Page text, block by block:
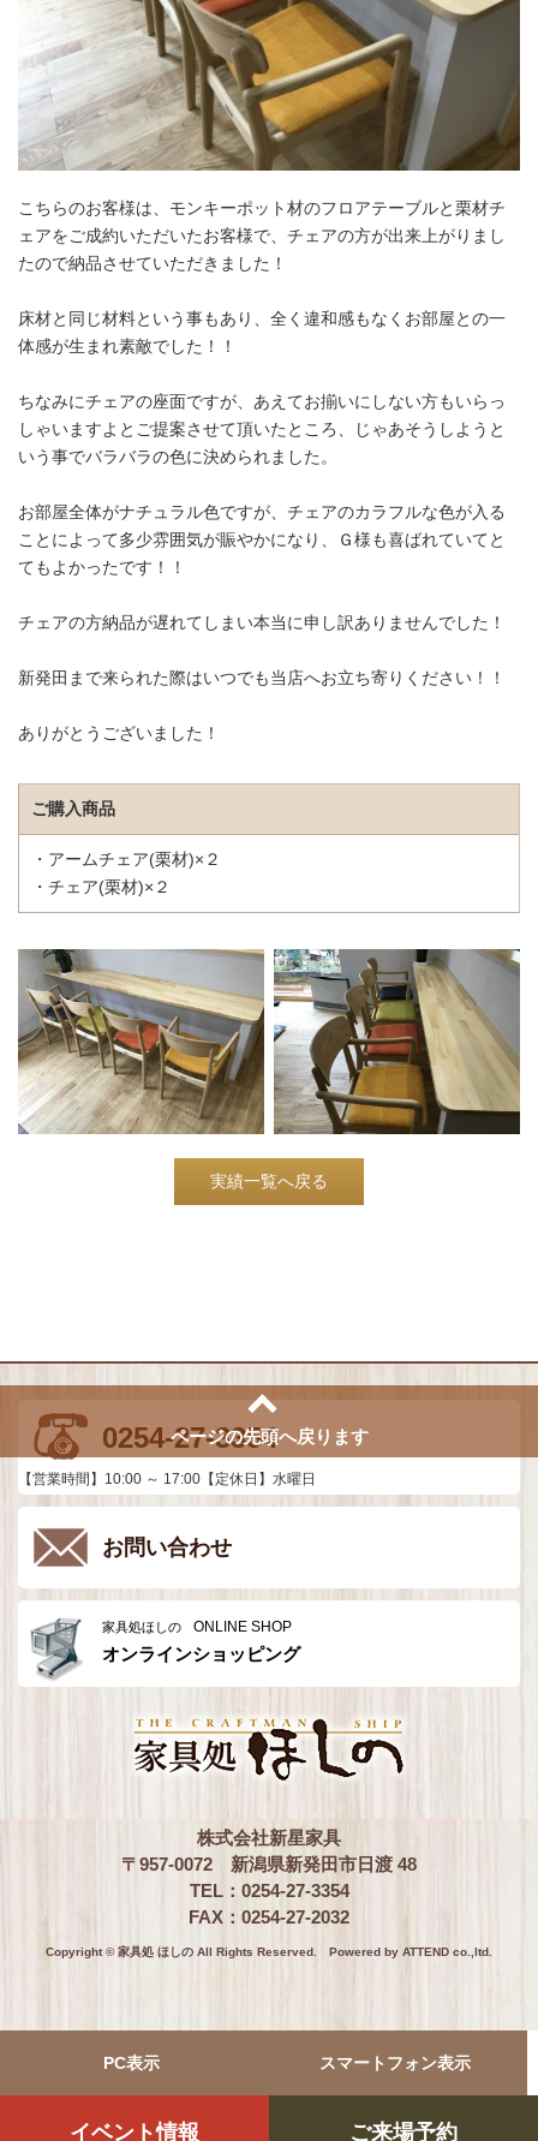
こちらのお客様は、モンキーポット材のフロアテーブルと栗材チ
ェアをご成約いただいたお客様で、チェアの方が出来上がりまし
たので納品させていただきました！
床材と同じ材料という事もあり、全く違和感もなくお部屋との一
体感が生まれ素敵でした！！
ちなみにチェアの座面ですが、あえてお揃いにしない方もいらっ
しゃいますよとご提案させて頂いたところ、じゃあそうしようと
いう事でバラバラの色に決められました。
お部屋全体がナチュラル色ですが、チェアのカラフルな色が入る
ことによって多少雰囲気が賑やかになり、Ｇ様も喜ばれていてと
てもよかったです！！
チェアの方納品が遅れてしまい本当に申し訳ありませんでした！
新発田まで来られた際はいつでも当店へお立ち寄りください！！
ありがとうございました！
ご購入商品
・アームチェア(栗材)×２
・チェア(栗材)×２
実績一覧へ戻る
ページの先頭へ戻ります
0254-27-3354
【営業時間】10:00 ～ 17:00【定休日】水曜日
お問い合わせ
家具処ほしの ONLINE SHOP
オンラインショッピング
株式会社新星家具
〒957-0072 新潟県新発田市日渡 48
TEL：0254-27-3354
FAX：0254-27-2032
Copyright © 家具処 ほしの All Rights Reserved. Powered by ATTEND co.,ltd.
PC表示 スマートフォン表示
イベント情報 ご来場予約